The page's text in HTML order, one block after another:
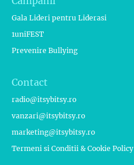
Gala Lideri pentru Liderasi
1uniFEST
Prevenire Bullying
Contact
radio@itsybitsy.ro
vanzari@itsybitsy.ro
marketing@itsybitsy.ro
Termeni si Conditii & Cookie Policy